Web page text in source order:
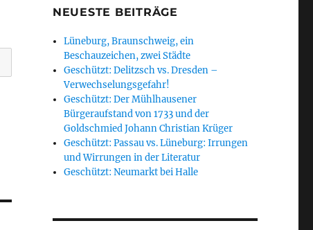
NEUESTE BEITRÄGE
Lüneburg, Braunschweig, ein
Beschauzeichen, zwei Städte
Geschützt: Delitzsch vs. Dresden –
Verwechselungsgefahr!
Geschützt: Der Mühlhausener
Bürgeraufstand von 1733 und der
Goldschmied Johann Christian Krüger
Geschützt: Passau vs. Lüneburg: Irrungen
und Wirrungen in der Literatur
Geschützt: Neumarkt bei Halle